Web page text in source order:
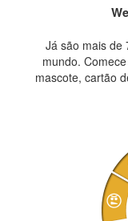
Já são mais de
mundo.
mascote, cartão